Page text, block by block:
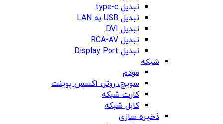
تبدیل type-c
تبدیل USB به LAN
تبدیل DVI
تبدیل RCA-AV
تبدیل Display Port
شبکه
مودم
سویچ، روتر، اکسس پوینت
کارت شبکه
کابل شبکه
ذخیره سازی